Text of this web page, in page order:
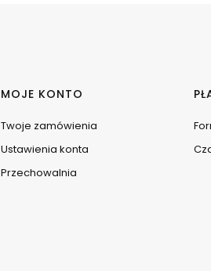
MOJE KONTO
Twoje zamówienia
Ustawienia konta
Przechowalnia